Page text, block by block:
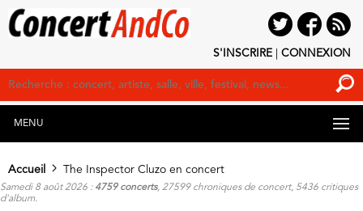
S'INSCRIRE CONNEXION
MENU
Accueil The Inspector Cluzo en concert
Samedi 8 août 2026 : 4759 concerts, 27599 chroniques de concert, 5436 critiques
d'album.